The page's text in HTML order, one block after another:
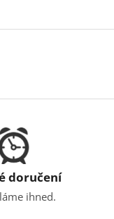
doručení
ihned.